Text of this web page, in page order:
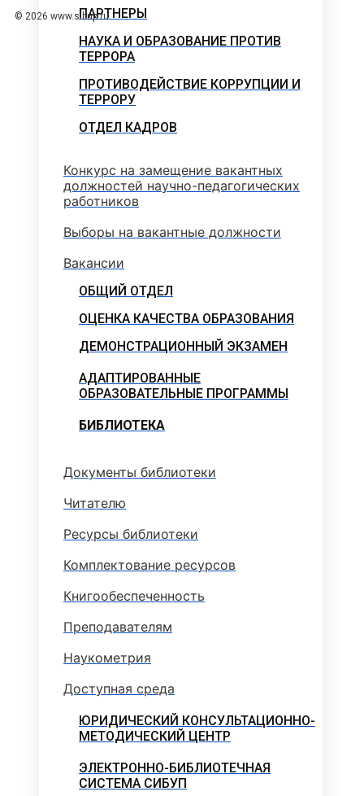
ПАРТНЕРЫ
НАУКА И ОБРАЗОВАНИЕ ПРОТИВ
ТЕРРОРА
ПРОТИВОДЕЙСТВИЕ КОРРУПЦИИ И
ТЕРРОРУ
ОТДЕЛ КАДРОВ
Конкурс на замещение вакантных
должностей научно-педагогических
работников
Выборы на вакантные должности
Вакансии
ОБЩИЙ ОТДЕЛ
ОЦЕНКА КАЧЕСТВА ОБРАЗОВАНИЯ
ДЕМОНСТРАЦИОННЫЙ ЭКЗАМЕН
АДАПТИРОВАННЫЕ
ОБРАЗОВАТЕЛЬНЫЕ ПРОГРАММЫ
БИБЛИОТЕКА
Документы библиотеки
Читателю
Ресурсы библиотеки
Комплектование ресурсов
Книгообеспеченность
Преподавателям
Наукометрия
Доступная среда
ЮРИДИЧЕСКИЙ КОНСУЛЬТАЦИОННО-
МЕТОДИЧЕСКИЙ ЦЕНТР
ЭЛЕКТРОННО-БИБЛИОТЕЧНАЯ
СИСТЕМА СИБУП
© 2026 www.sibup.ru